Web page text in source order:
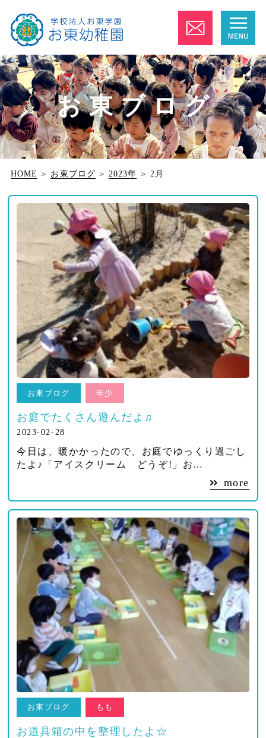
お東ブログ
HOME ＞ お東ブログ ＞2023年 ＞ 2月
お東ブログ 年少
お庭でたくさん遊んだよ♫
2023-02-28
今日は、暖かかったので、お庭でゆっくり過ごし
たよ♪「アイスクリーム どうぞ!」お…
more
お東ブログ もも
お道具箱の中を整理したよ☆